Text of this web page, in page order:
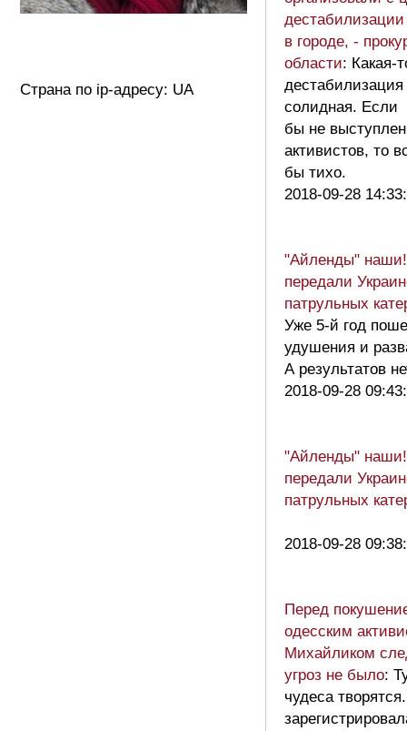
Страна по ip-адресу: UA
в городе, -
области: Какая-
дестабилизация
солидная. Если
бы не
активистов, то
бы тихо.
2018-09-28
"Айленды"
передали
патрульных
Уже 5-й год
удушения и
А результатов
2018-09-28
"Айленды"
передали
патрульных
2018-09-28
Перед
одесским
Михайликом
угроз не было:
чудеса